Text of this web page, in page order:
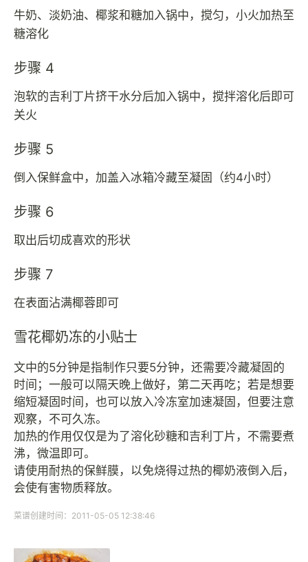
牛奶、淡奶油、椰浆和糖加入锅中，搅匀，小火加热至
糖溶化
步骤 4
泡软的吉利丁片挤干水分后加入锅中，搅拌溶化后即可
关火
步骤 5
倒入保鲜盒中，加盖入冰箱冷藏至凝固（约4小时）
步骤 6
取出后切成喜欢的形状
步骤 7
在表面沾满椰蓉即可
雪花椰奶冻的小贴士
文中的5分钟是指制作只要5分钟，还需要冷藏凝固的
时间；一般可以隔天晚上做好，第二天再吃；若是想要
缩短凝固时间，也可以放入冷冻室加速凝固，但要注意
观察，不可久冻。
加热的作用仅仅是为了溶化砂糖和吉利丁片，不需要煮
沸，微温即可。
请使用耐热的保鲜膜，以免烧得过热的椰奶液倒入后，
会使有害物质释放。
菜谱创建时间：2011-05-05 12:38:46